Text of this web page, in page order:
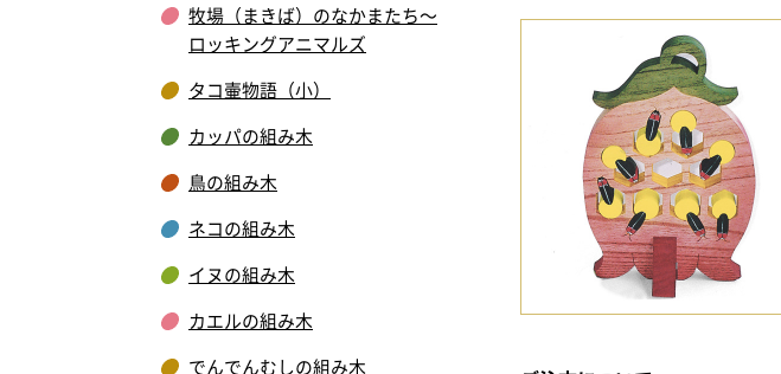
牧場（まきば）のなかまたち～
ロッキングアニマルズ
タコ壷物語（小）
カッパの組み木
鳥の組み木
ネコの組み木
イヌの組み木
カエルの組み木
でんでんむしの組み木